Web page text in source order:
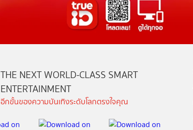
THE NEXT WORLD-CLASS SMART
ENTERTAINMENT
อีกขั้นของความบันเทิงระดับโลกตรงใจคุณ